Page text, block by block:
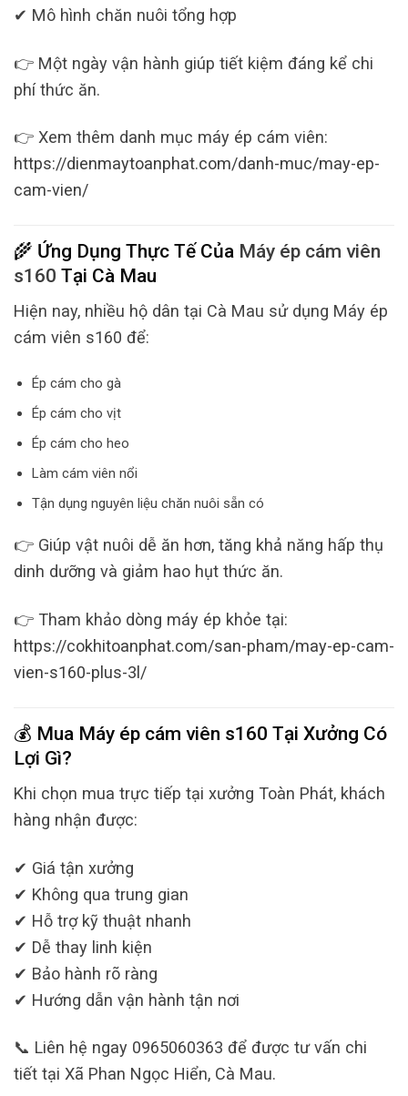
✔ Mô hình chăn nuôi tổng hợp
👉 Một ngày vận hành giúp tiết kiệm đáng kể chi
phí thức ăn.
👉 Xem thêm danh mục máy ép cám viên:
https://dienmaytoanphat.com/danh-muc/may-ep-
cam-vien/
🌾 Ứng Dụng Thực Tế Của Máy ép cám viên
s160 Tại Cà Mau
Hiện nay, nhiều hộ dân tại Cà Mau sử dụng Máy ép
cám viên s160 để:
Ép cám cho gà
Ép cám cho vịt
Ép cám cho heo
Làm cám viên nổi
Tận dụng nguyên liệu chăn nuôi sẵn có
👉 Giúp vật nuôi dễ ăn hơn, tăng khả năng hấp thụ
dinh dưỡng và giảm hao hụt thức ăn.
👉 Tham khảo dòng máy ép khỏe tại:
https://cokhitoanphat.com/san-pham/may-ep-cam-
vien-s160-plus-3l/
💰 Mua Máy ép cám viên s160 Tại Xưởng Có
Lợi Gì?
Khi chọn mua trực tiếp tại xưởng Toàn Phát, khách
hàng nhận được:
✔ Giá tận xưởng
✔ Không qua trung gian
✔ Hỗ trợ kỹ thuật nhanh
✔ Dễ thay linh kiện
✔ Bảo hành rõ ràng
✔ Hướng dẫn vận hành tận nơi
📞 Liên hệ ngay 0965060363 để được tư vấn chi
tiết tại Xã Phan Ngọc Hiển, Cà Mau.